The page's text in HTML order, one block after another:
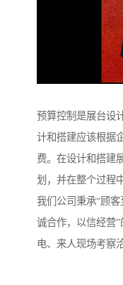
预算控制是展台设
计和搭建应该根据
费。在设计和搭建
划，并在整个过程
我们公司秉承“顾
诚合作，以信经营
电、来人现场考察